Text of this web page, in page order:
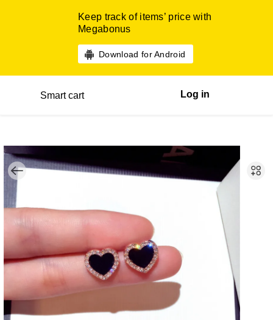
Keep track of items’ price with
Megabonus
Download for Android
Smart cart Log in